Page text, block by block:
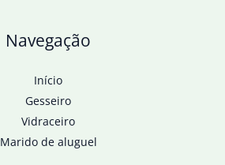
Navegação
Início
Gesseiro
Vidraceiro
Marido de aluguel